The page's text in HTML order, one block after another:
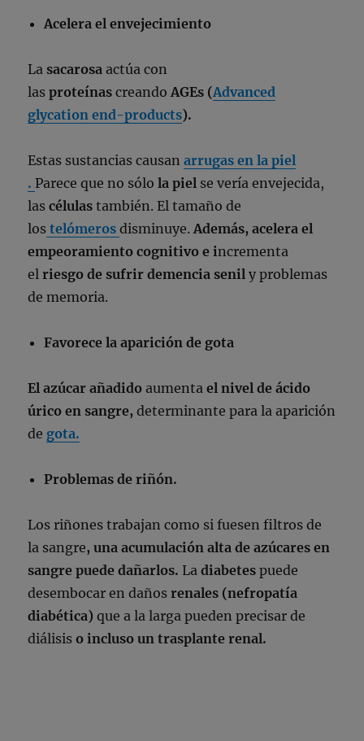
Acelera el envejecimiento
La sacarosa actúa con
las proteínascreando AGEs (Advanced
glycation end-products).
Estas sustancias causanarrugas en la piel
. Parece que no sólo la piel se vería envejecida,
lascélulas también. El tamaño de
los telómeros disminuye.Además, acelera el
empeoramiento cognitivo e incrementa
el riesgo de sufrir demencia senily problemas
de memoria.
Favorece la aparición de gota
El azúcar añadidoaumenta el nivel de ácido
úrico en sangre,determinante para la aparición
de gota.
Problemas de riñón.
Los riñones trabajan como si fuesen filtros de
la sangre, una acumulación alta de azúcares en
sangre puede dañarlos. Ladiabetespuede
desembocar en daños renales (nefropatía
diabética)que a la larga pueden precisar de
diálisis o incluso un trasplante renal.